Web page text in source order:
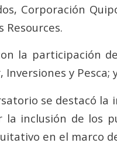
Corporación
Resources.
la participación
Inversiones y
se destacó la
la inclusión de los
en el marco